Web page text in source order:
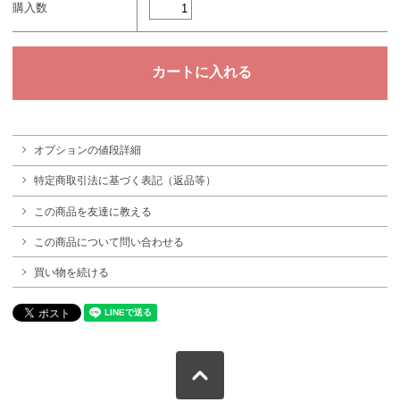
購入数
オプションの値段詳細
特定商取引法に基づく表記（返品等）
この商品を友達に教える
この商品について問い合わせる
買い物を続ける